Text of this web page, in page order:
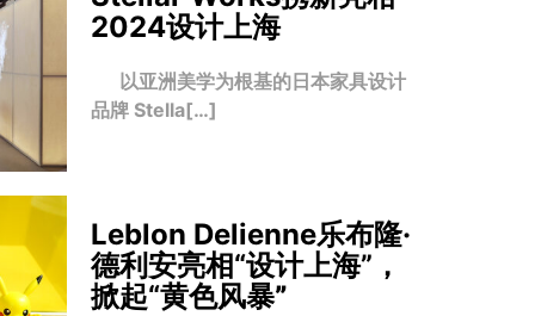
2024设计上海
以亚洲美学为根基的日本家具设计
品牌 Stella[…]
Leblon Delienne乐布隆·
德利安亮相“设计上海”，
掀起“黄色风暴”